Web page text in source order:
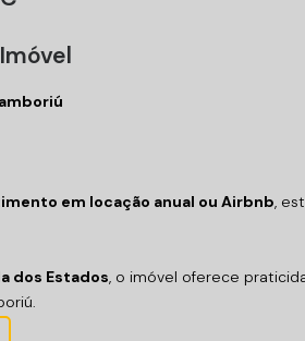
em locação anual ou Airbnb,
dos Estados, o imóvel oferece